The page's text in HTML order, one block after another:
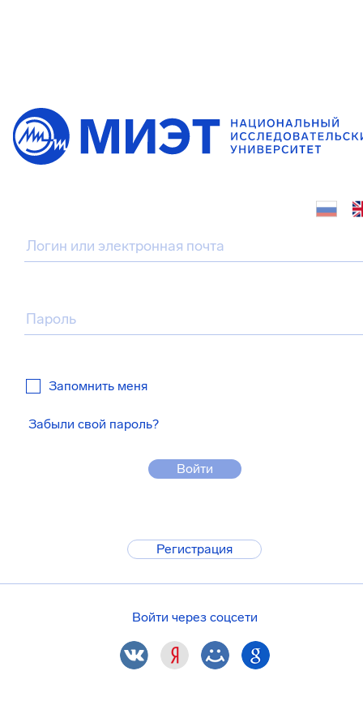
Запомнить меня
Забыли свой пароль?
Войти
Регистрация
Войти через соцсети